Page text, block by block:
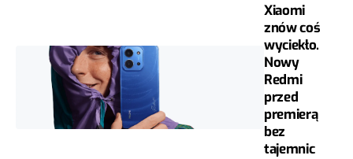
Xiaomi
znów coś
wyciekło.
Nowy
Redmi
przed
premierą
bez
tajemnic